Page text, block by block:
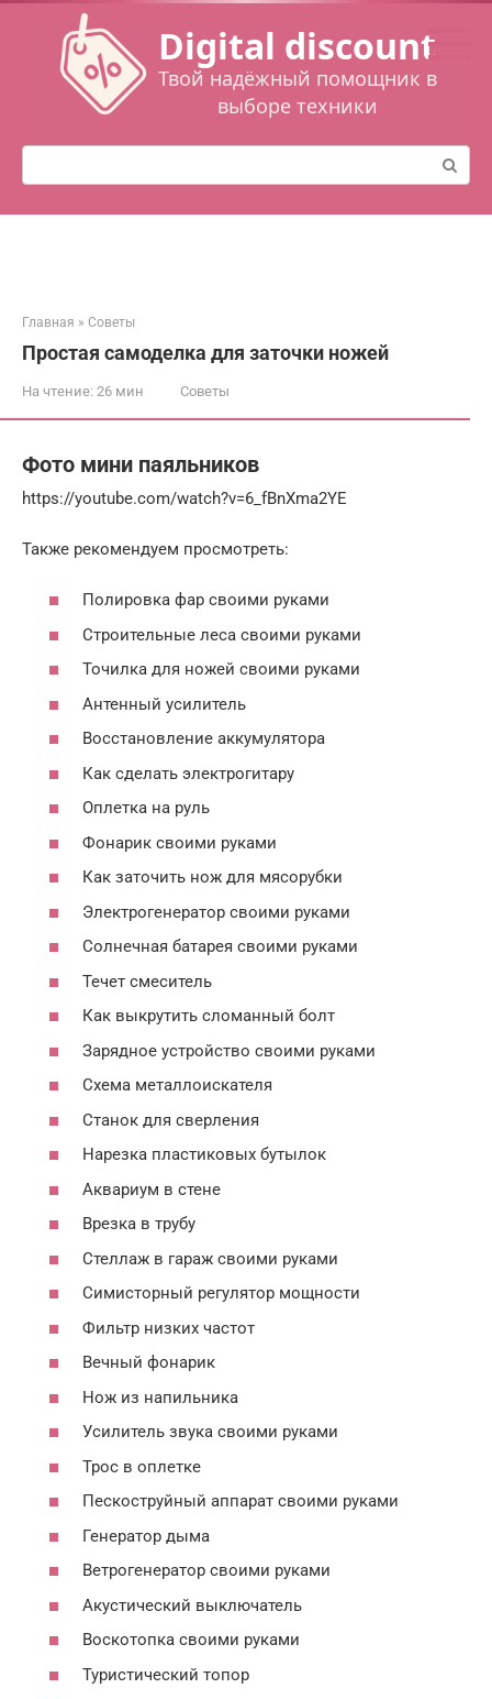
Перейти
контенту
Digital discount
Твой надёжный помощник в
выборе техники
Поиск:
Главная » Советы
Простая самоделка для заточки ножей
На чтение: 26 мин Советы
Фото мини паяльников
https://youtube.com/watch?v=6_fBnXma2YE
Также рекомендуем просмотреть:
Полировка фар своими руками
Строительные леса своими руками
Точилка для ножей своими руками
Антенный усилитель
Восстановление аккумулятора
Как сделать электрогитару
Оплетка на руль
Фонарик своими руками
Как заточить нож для мясорубки
Электрогенератор своими руками
Солнечная батарея своими руками
Течет смеситель
Как выкрутить сломанный болт
Зарядное устройство своими руками
Схема металлоискателя
Станок для сверления
Нарезка пластиковых бутылок
Аквариум в стене
Врезка в трубу
Стеллаж в гараж своими руками
Симисторный регулятор мощности
Фильтр низких частот
Вечный фонарик
Нож из напильника
Усилитель звука своими руками
Трос в оплетке
Пескоструйный аппарат своими руками
Генератор дыма
Ветрогенератор своими руками
Акустический выключатель
Воскотопка своими руками
Туристический топор